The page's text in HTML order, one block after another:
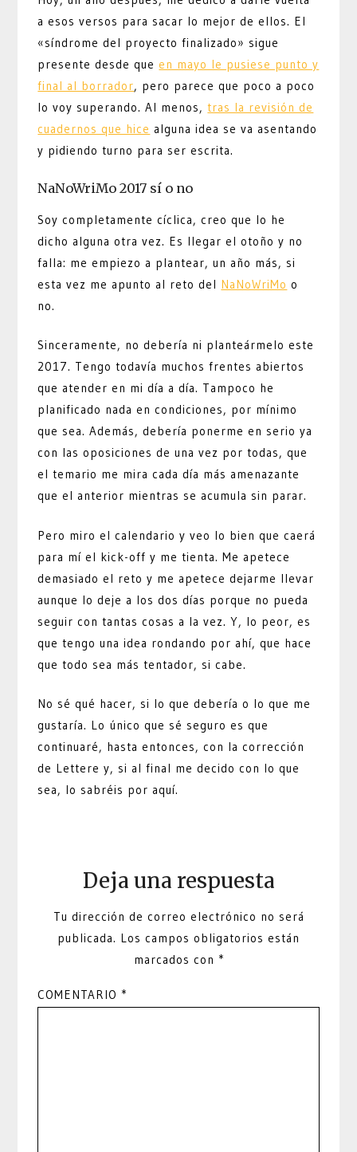
a esos versos para sacar lo mejor de ellos. El
«síndrome del proyecto finalizado» sigue
presente desde que en mayo le pusiese punto y
final al borrador, pero parece que poco a poco
lo voy superando. Al menos,tras la revisión de
cuadernos que hice alguna idea se va asentando
y pidiendo turno para ser escrita.
NaNoWriMo 2017 sí o no
Soy completamente cíclica, creo que lo he
dicho alguna otra vez. Es llegar el otoño y no
falla: me empiezo a plantear, un año más, si
esta vez me apunto al reto del NaNoWriMo o
no.
Sinceramente, no debería ni planteármelo este
2017. Tengo todavía muchos frentes abiertos
que atender en mi día a día. Tampoco he
planificado nada en condiciones, por mínimo
que sea. Además, debería ponerme en serio ya
con las oposiciones de una vez por todas, que
el temario me mira cada día más amenazante
que el anterior mientras se acumula sin parar.
Pero miro el calendario y veo lo bien que caerá
para mí el kick-off y me tienta. Me apetece
demasiado el reto y me apetece dejarme llevar
aunque lo deje a los dos días porque no pueda
seguir con tantas cosas a la vez. Y, lo peor, es
que tengo una idea rondando por ahí, que hace
que todo sea más tentador, si cabe.
No sé qué hacer, si lo que debería o lo que me
gustaría. Lo único que sé seguro es que
continuaré, hasta entonces, con la corrección
de Lettere y, si al final me decido con lo que
sea, lo sabréis por aquí.
Deja una respuesta
Tu dirección de correo electrónico no será
publicada. Los campos obligatorios están
marcados con *
COMENTARIO *